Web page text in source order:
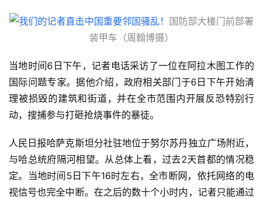
国防部大楼门前部署
装甲车（周翰博摄）
当地时间6日下午，记者电话采访了一位在阿拉木图工作的
国际问题专家。据他介绍，政府相关部门于6日下午开始清
理被损毁的建筑和街道，并在全市范围内开展反恐特别行
动，搜捕参与打砸抢烧事件的暴徒。
人民日报哈萨克斯坦分社驻地位于努尔苏丹独立广场附近，
与哈总统府隔河相望。从总体上看，过去2天首都的情况稳
定。当地时间5日下午16时左右，全市断网，依托网络的电
视信号也完全中断。在之后的数十个小时内，记者只能通过